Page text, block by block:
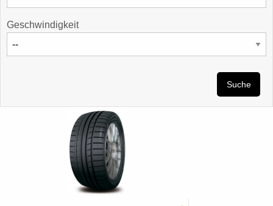
Geschwindigkeit
Suche